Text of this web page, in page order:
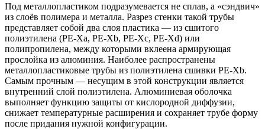
Под металлопластиком подразумевается не сплав, а «сэндвич»
из слоёв полимера и металла. Разрез стенки такой трубы
представляет собой два слоя пластика — из сшитого
полиэтилена (PE-Xa, PE-Xb, PE-Xc, PE-Xd) или
полипропилена, между которыми вклеена армирующая
прослойка из алюминия. Наиболее распространены
металлопластиковые трубы из полиэтилена сшивки PE-Xb.
Самым прочным — несущим в этой конструкции является
внутренний слой полиэтилена. Алюминиевая оболочка
выполняет функцию защиты от кислородной диффузии,
снижает температурные расширения и сохраняет трубе форму
после придания нужной конфигурации.